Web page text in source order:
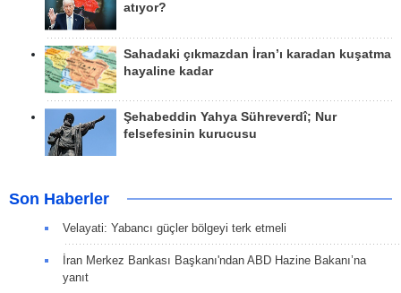
atıyor?
Sahadaki çıkmazdan İran’ı karadan kuşatma
hayaline kadar
Şehabeddin Yahya Sühreverdî; Nur
felsefesinin kurucusu
Son Haberler
Velayati: Yabancı güçler bölgeyi terk etmeli
İran Merkez Bankası Başkanı'ndan ABD Hazine Bakanı’na
yanıt